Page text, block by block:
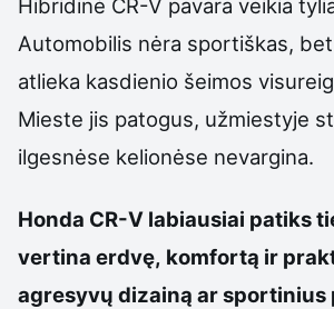
Hibridinė CR-V pavara veikia
Automobilis nėra sportiškas,
atlieka kasdienio šeimos
Mieste jis patogus, užmiestyje
ilgesnėse kelionėse nevargina.
Honda CR-V labiausiai patiks
vertina erdvę, komfortą ir
agresyvų dizainą ar sportinius